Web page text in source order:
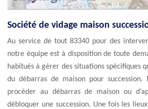
Société de vidage maison
Au service de tout 83340 pour des
notre équipe est à disposition de toute
habitués à gérer des situations spécifiques
du débarras de maison pour succession.
procéder au débarras de maison ou
débloquer une succession. Une fois les